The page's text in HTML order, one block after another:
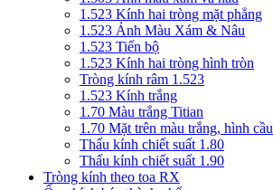
1.523 Kính hai tròng mặt phẳng
1.523 Ảnh Màu Xám & Nâu
1.523 Tiến bộ
1.523 Kính hai tròng hình tròn
Tròng kính râm 1.523
1.523 Kính trắng
1.70 Màu trắng Titian
1.70 Mặt trên màu trắng, hình cầu
Thấu kính chiết suất 1.80
Thấu kính chiết suất 1.90
Tròng kính theo toa RX